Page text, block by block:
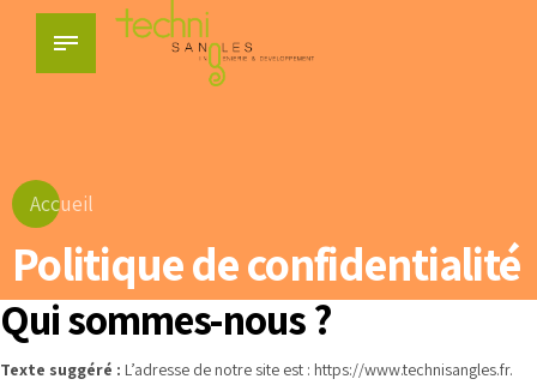
Accueil
Politique de confidentialité
Qui sommes-nous ?
Texte suggéré : L’adresse de notre site est : https://www.technisangles.fr.